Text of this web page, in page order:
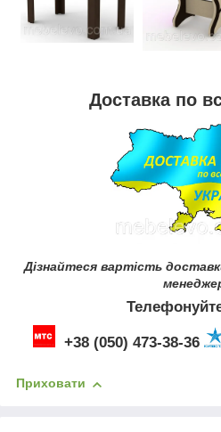
Доставка по
Дізнайтеся вартість
+38 (050) 473-38-36
Приховати